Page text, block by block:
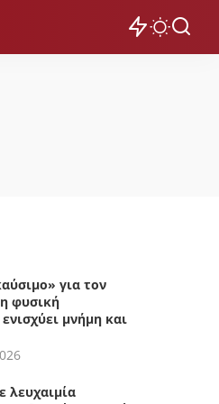
για τον
φυσική
μνήμη και
λευχαιμία